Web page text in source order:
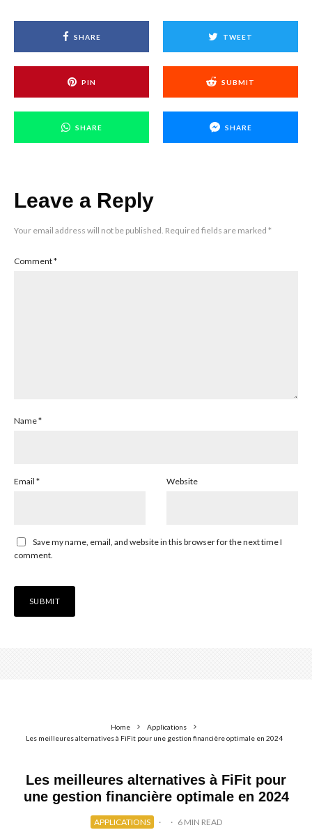
SHARE TWEET
PIN SUBMIT
SHARE SHARE
Leave a Reply
Your email address will not be published. Required fields are marked *
Comment*
Name*
Email * Website
Save my name, email, and website in this browser for the next time I
comment.
Home
Applications
Les meilleures alternatives à FiFit pour une gestion financière optimale en 2024
Les meilleures alternatives à FiFit pour
une gestion financière optimale en 2024
APPLICATIONS · · 6 MIN READ